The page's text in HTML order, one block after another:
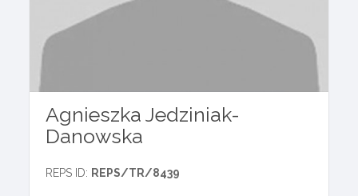
Agnieszka Jedziniak-
Danowska
REPS ID: REPS/TR/8439